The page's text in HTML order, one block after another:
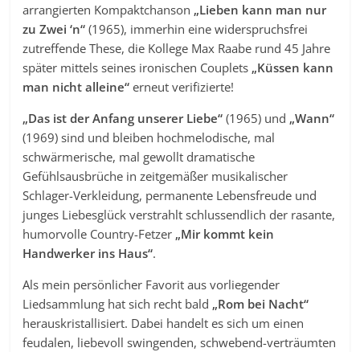
arrangierten Kompaktchanson „Lieben kann man nur
zu Zwei ‘n“ (1965), immerhin eine widerspruchsfrei
zutreffende These, die Kollege Max Raabe rund 45 Jahre
später mittels seines ironischen Couplets „Küssen kann
man nicht alleine“ erneut verifizierte!
„Das ist der Anfang unserer Liebe“ (1965) und „Wann“
(1969) sind und bleiben hochmelodische, mal
schwärmerische, mal gewollt dramatische
Gefühlsausbrüche in zeitgemäßer musikalischer
Schlager-Verkleidung, permanente Lebensfreude und
junges Liebesglück verstrahlt schlussendlich der rasante,
humorvolle Country-Fetzer „Mir kommt kein
Handwerker ins Haus“.
Als mein persönlicher Favorit aus vorliegender
Liedsammlung hat sich recht bald „Rom bei Nacht“
herauskristallisiert. Dabei handelt es sich um einen
feudalen, liebevoll swingenden, schwebend-verträumten